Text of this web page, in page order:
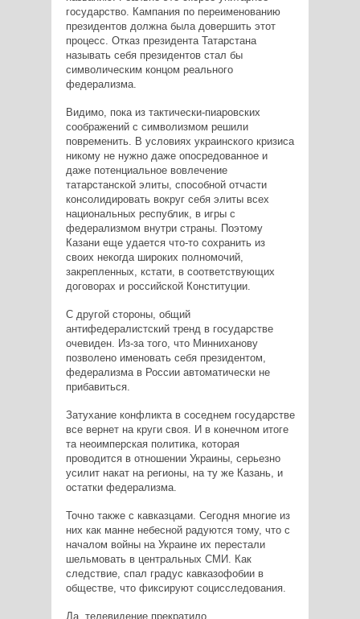
государство. Кампания по переименованию
президентов должна была довершить этот
процесс. Отказ президента Татарстана
называть себя президентов стал бы
символическим концом реального
федерализма.
Видимо, пока из тактически-пиаровских
соображений с символизмом решили
повременить. В условиях украинского кризиса
никому не нужно даже опосредованное и
даже потенциальное вовлечение
татарстанской элиты, способной отчасти
консолидировать вокруг себя элиты всех
национальных республик, в игры с
федерализмом внутри страны. Поэтому
Казани еще удается что-то сохранить из
своих некогда широких полномочий,
закрепленных, кстати, в соответствующих
договорах и российской Конституции.
С другой стороны, общий
антифедералистский тренд в государстве
очевиден. Из-за того, что Минниханову
позволено именовать себя президентом,
федерализма в России автоматически не
прибавиться.
Затухание конфликта в соседнем государстве
все вернет на круги своя. И в конечном итоге
та неоимперская политика, которая
проводится в отношении Украины, серьезно
усилит накат на регионы, на ту же Казань, и
остатки федерализма.
Точно также с кавказцами. Сегодня многие из
них как манне небесной радуются тому, что с
началом войны на Украине их перестали
шельмовать в центральных СМИ. Как
следствие, спал градус кавказофобии в
обществе, что фиксируют социсследования.
Да, телевидение прекратило